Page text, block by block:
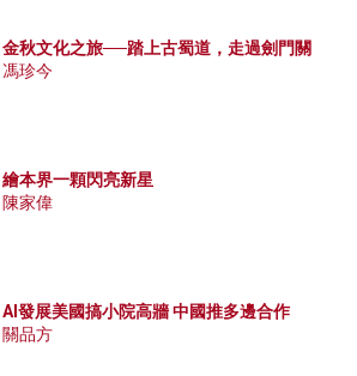
金秋文化之旅──踏上古蜀道，走過劍門關
馮珍今
繪本界一顆閃亮新星
陳家偉
AI發展美國搞小院高牆 中國推多邊合作
關品方